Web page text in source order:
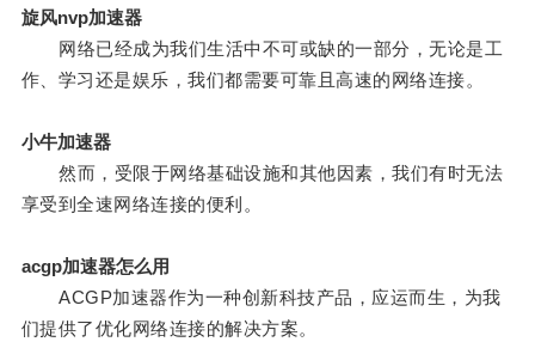
旋风nvp加速器
网络已经成为我们生活中不可或缺的一部分，无论是工
作、学习还是娱乐，我们都需要可靠且高速的网络连接。
小牛加速器
然而，受限于网络基础设施和其他因素，我们有时无法
享受到全速网络连接的便利。
acgp加速器怎么用
ACGP加速器作为一种创新科技产品，应运而生，为我
们提供了优化网络连接的解决方案。